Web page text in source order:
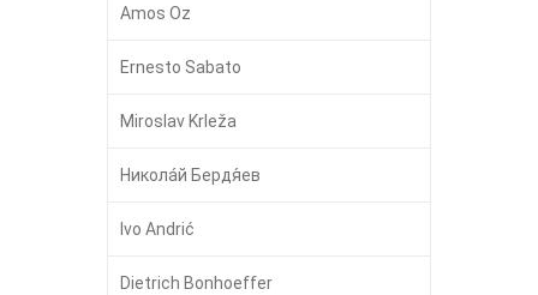
Amos Oz
Ernesto Sabato
Miroslav Krleža
Никола́й Бердя́ев
Ivo Andrić
Dietrich Bonhoeffer